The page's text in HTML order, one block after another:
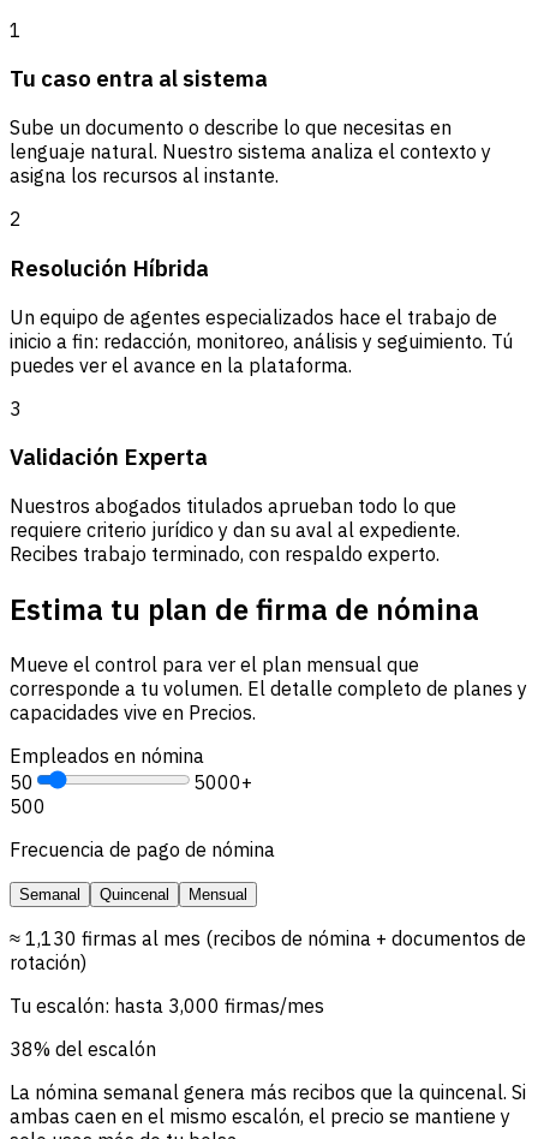
1
Tu caso entra al sistema
Sube un documento o describe lo que necesitas en
lenguaje natural. Nuestro sistema analiza el contexto y
asigna los recursos al instante.
2
Resolución Híbrida
Un equipo de agentes especializados hace el trabajo de
inicio a fin: redacción, monitoreo, análisis y seguimiento. Tú
puedes ver el avance en la plataforma.
3
Validación Experta
Nuestros abogados titulados aprueban todo lo que
requiere criterio jurídico y dan su aval al expediente.
Recibes trabajo terminado, con respaldo experto.
Estima tu plan de firma de nómina
Mueve el control para ver el plan mensual que
corresponde a tu volumen. El detalle completo de planes y
capacidades vive en Precios.
Empleados en nómina
50
5000+
500
Frecuencia de pago de nómina
Semanal Quincenal Mensual
≈ 1,130 firmas al mes (recibos de nómina + documentos de
rotación)
Tu escalón: hasta 3,000 firmas/mes
38% del escalón
La nómina semanal genera más recibos que la quincenal. Si
ambas caen en el mismo escalón, el precio se mantiene y